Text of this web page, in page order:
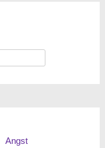
Angst